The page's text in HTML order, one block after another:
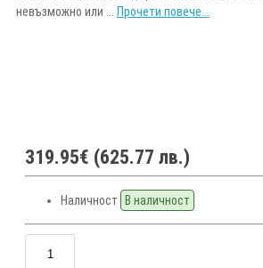
невъзможно или ... Прочети повече...
319.95€ (625.77 лв.)
Наличност В наличност